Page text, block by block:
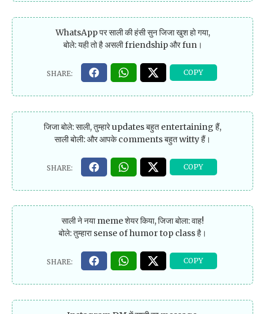
WhatsApp पर साली की हंसी सुन जिजा खुश हो गया,
बोले: यही तो है असली friendship और fun।
जिजा बोले: साली, तुम्हारे updates बहुत entertaining हैं,
साली बोली: और आपके comments बहुत witty हैं।
साली ने नया meme शेयर किया, जिजा बोला: वाह!
बोले: तुम्हारा sense of humor top class है।